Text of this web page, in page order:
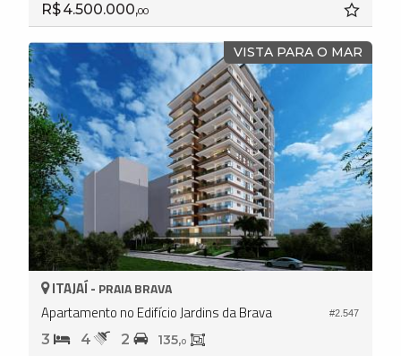
R$ 4.500.000,00
VISTA PARA O MAR
#2.547
ITAJAÍ - PRAIA BRAVA
Apartamento no Edifício Jardins da Brava
3 4 2 135,0